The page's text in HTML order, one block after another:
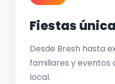
Fiestas
Desde Bresh hasta
familiares y eventos
local.